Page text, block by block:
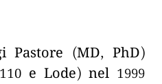
Pastore (MD, PhD)
e Lode) nel 1999